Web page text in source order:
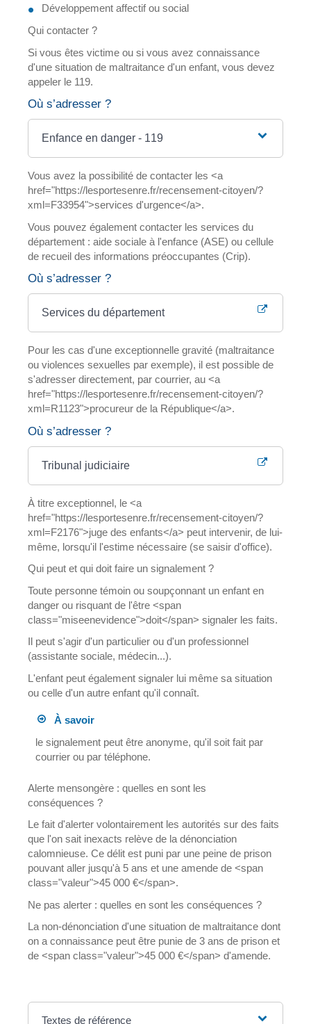
Développement affectif ou social
Qui contacter ?
Si vous êtes victime ou si vous avez connaissance
d'une situation de maltraitance d'un enfant, vous devez
appeler le 119.
Où s’adresser ?
Enfance en danger - 119
Vous avez la possibilité de contacter les <a
href="https://lesportesenre.fr/recensement-citoyen/?
xml=F33954">services d'urgence</a>.
Vous pouvez également contacter les services du
département : aide sociale à l'enfance (ASE) ou cellule
de recueil des informations préoccupantes (Crip).
Où s’adresser ?
Services du département
Pour les cas d'une exceptionnelle gravité (maltraitance
ou violences sexuelles par exemple), il est possible de
s'adresser directement, par courrier, au <a
href="https://lesportesenre.fr/recensement-citoyen/?
xml=R1123">procureur de la République</a>.
Où s’adresser ?
Tribunal judiciaire
À titre exceptionnel, le <a
href="https://lesportesenre.fr/recensement-citoyen/?
xml=F2176">juge des enfants</a> peut intervenir, de lui-
même, lorsqu'il l'estime nécessaire (se saisir d'office).
Qui peut et qui doit faire un signalement ?
Toute personne témoin ou soupçonnant un enfant en
danger ou risquant de l'être <span
class="miseenevidence">doit</span> signaler les faits.
Il peut s'agir d'un particulier ou d'un professionnel
(assistante sociale, médecin...).
L'enfant peut également signaler lui même sa situation
ou celle d'un autre enfant qu'il connaît.
À savoir
le signalement peut être anonyme, qu'il soit fait par
courrier ou par téléphone.
Alerte mensongère : quelles en sont les
conséquences ?
Le fait d'alerter volontairement les autorités sur des faits
que l'on sait inexacts relève de la dénonciation
calomnieuse. Ce délit est puni par une peine de prison
pouvant aller jusqu'à 5 ans et une amende de <span
class="valeur">45 000 €</span>.
Ne pas alerter : quelles en sont les conséquences ?
La non-dénonciation d'une situation de maltraitance dont
on a connaissance peut être punie de 3 ans de prison et
de <span class="valeur">45 000 €</span> d'amende.
Textes de référence